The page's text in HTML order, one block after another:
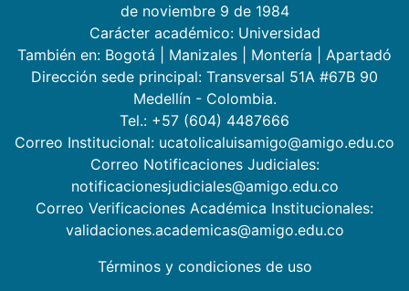
de noviembre 9 de 1984
Carácter académico: Universidad
También en: Bogotá Manizales Montería
Apartadó
Dirección sede principal: Transversal 51A #67B 90
Medellín - Colombia.
Tel.: +57 (604) 4487666
Correo Institucional: ucatolicaluisamigo@amigo.edu.co
Correo Notificaciones Judiciales:
notificacionesjudiciales@amigo.edu.co
Correo Verificaciones Académica Institucionales:
validaciones.academicas@amigo.edu.co
Términos y condiciones de uso